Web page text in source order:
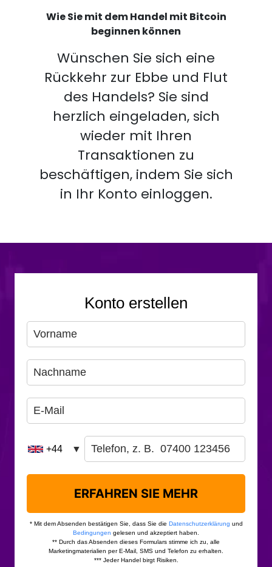
Wie Sie mit dem Handel mit Bitcoin
beginnen können
Wünschen Sie sich eine
Rückkehr zur Ebbe und Flut
des Handels? Sie sind
herzlich eingeladen, sich
wieder mit Ihren
Transaktionen zu
beschäftigen, indem Sie sich
in Ihr Konto einloggen.